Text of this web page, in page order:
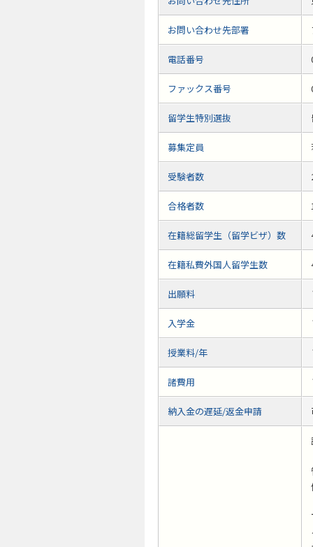
お問い合わせ先部署
電話番号
ファックス番号
留学生特別選抜
募集定員
受験者数
合格者数
在籍総留学生（留学ビザ）数
在籍私費外国人留学生数
出願料
入学金
授業料/年
諸費用
納入金の遅延/返金申請